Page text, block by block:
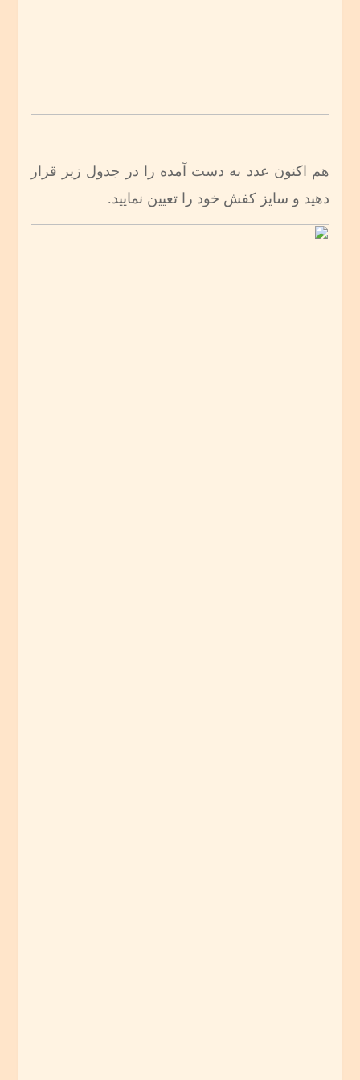
هم اکنون عدد به دست آمده را در جدول زیر قرار
دهید و سایز کفش خود را تعیین نمایید.